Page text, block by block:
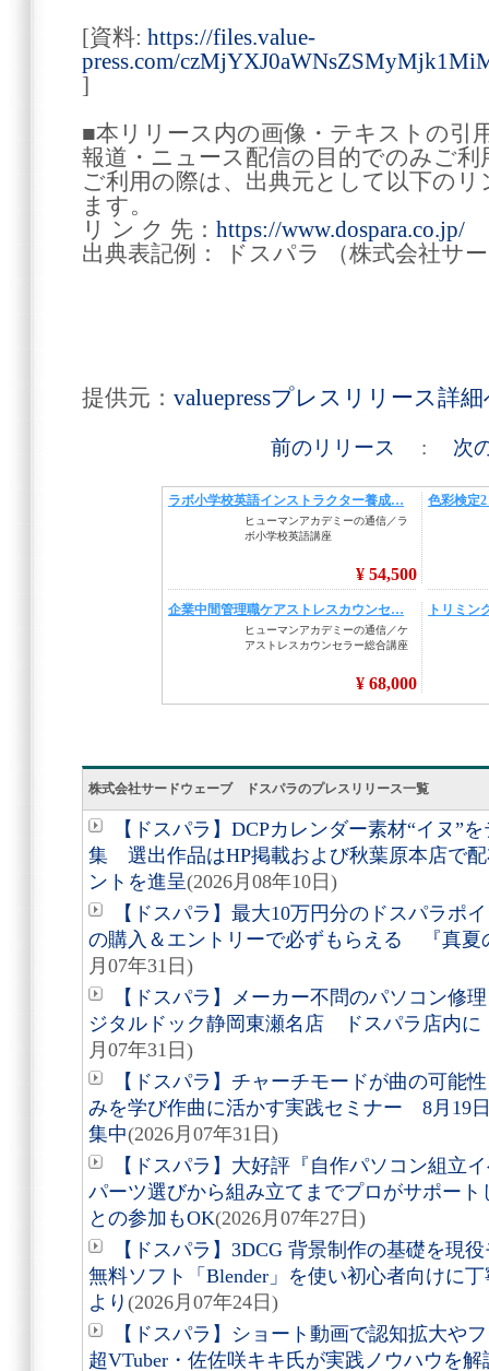
[資料: https://files.value-
press.com/
]
■本リリース内の画像・テキストの引
報道・ニュース配信の目的でのみご
ご利用の際は、出典元として以下の
ます。
リ ン ク 先： https://www.dospara.co.jp/
出典表記例： ドスパラ （株式会社サ
提供元： valuepressプレスリリース詳
前のリリース : 次
株式会社サードウェーブ ドスパラのプレスリリース一覧
【ドスパラ】DCPカレンダー素材“イヌ”
集 選出作品はHP掲載および秋葉原本店で
ントを進呈(2026月08年10日)
【ドスパラ】最大10万円分のドスパラ
の購入＆エントリーで必ずもらえる 『真夏
月07年31日)
【ドスパラ】メーカー不問のパソコン
ジタルドック静岡東瀬名店 ドスパラ店内
月07年31日)
【ドスパラ】チャーチモードが曲の可
みを学び作曲に活かす実践セミナー 8月19
集中(2026月07年31日)
【ドスパラ】大好評『自作パソコン組
パーツ選びから組み立てまでプロがサポー
との参加もOK(2026月07年27日)
【ドスパラ】3DCG 背景制作の基礎を
無料ソフト「Blender」を使い初心者向けに
より (2026月07年24日)
【ドスパラ】ショート動画で認知拡大や
超VTuber・佐佐咲キキ氏が実践ノウハウを